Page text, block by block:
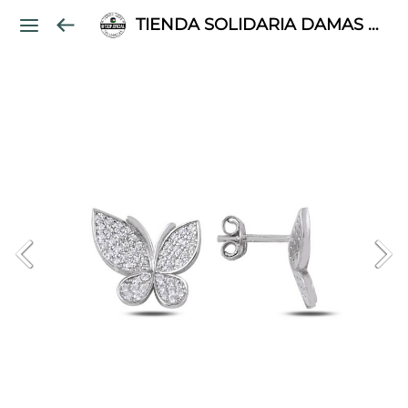
TIENDA SOLIDARIA DAMAS PALESTINAS